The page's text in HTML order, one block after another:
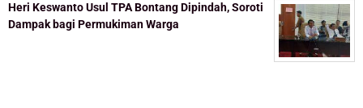
Heri Keswanto Usul TPA Bontang Dipindah, Soroti
Dampak bagi Permukiman Warga